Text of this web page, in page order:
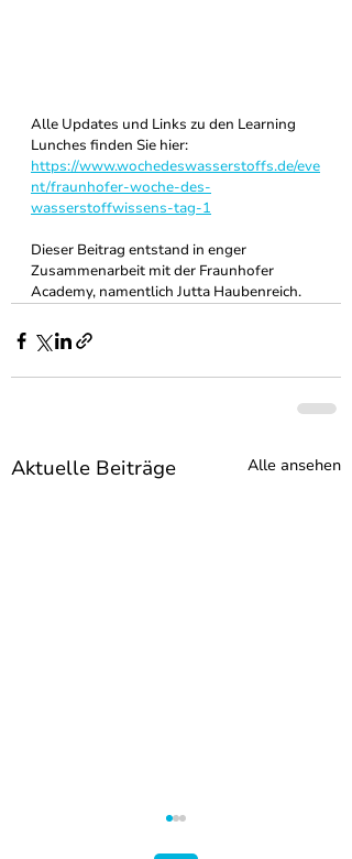
Alle Updates und Links zu den Learning
Lunches finden Sie hier:
https://www.wochedeswasserstoffs.de/eve
nt/fraunhofer-woche-des-
wasserstoffwissens-tag-1
Dieser Beitrag entstand in enger
Zusammenarbeit mit der Fraunhofer
Academy, namentlich Jutta Haubenreich.
Aktuelle Beiträge Alle ansehen